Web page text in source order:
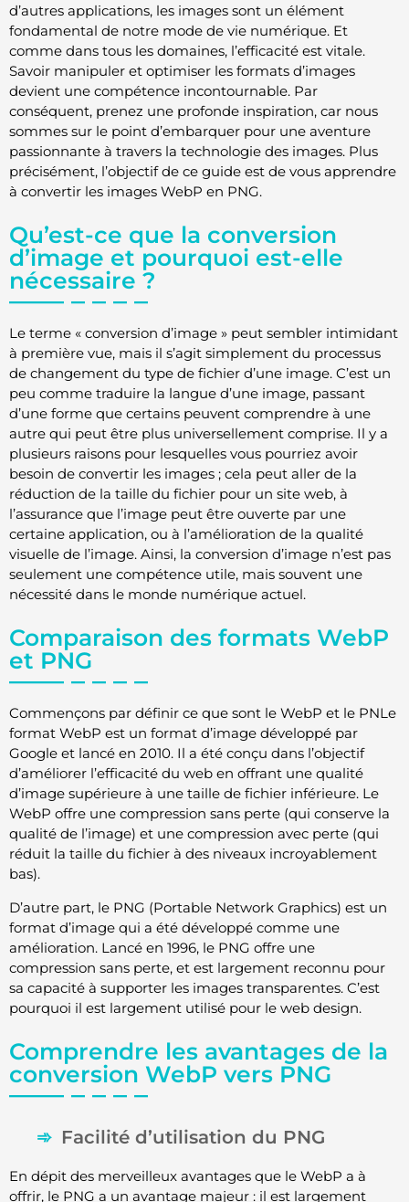
d’autres applications, les images sont un élément
fondamental de notre mode de vie numérique. Et
comme dans tous les domaines, l’efficacité est vitale.
Savoir manipuler et optimiser les formats d’images
devient une compétence incontournable. Par
conséquent, prenez une profonde inspiration, car nous
sommes sur le point d’embarquer pour une aventure
passionnante à travers la technologie des images. Plus
précisément, l’objectif de ce guide est de vous apprendre
à convertir les images WebP en PNG.
Qu’est-ce que la conversion
d’image et pourquoi est-elle
nécessaire ?
Le terme « conversion d’image » peut sembler intimidant
à première vue, mais il s’agit simplement du processus
de changement du type de fichier d’une image. C’est un
peu comme traduire la langue d’une image, passant
d’une forme que certains peuvent comprendre à une
autre qui peut être plus universellement comprise. Il y a
plusieurs raisons pour lesquelles vous pourriez avoir
besoin de convertir les images ; cela peut aller de la
réduction de la taille du fichier pour un site web, à
l’assurance que l’image peut être ouverte par une
certaine application, ou à l’amélioration de la qualité
visuelle de l’image. Ainsi, la conversion d’image n’est pas
seulement une compétence utile, mais souvent une
nécessité dans le monde numérique actuel.
Comparaison des formats WebP
et PNG
Commençons par définir ce que sont le WebP et le PNLe
format WebP est un format d’image développé par
Google et lancé en 2010. Il a été conçu dans l’objectif
d’améliorer l’efficacité du web en offrant une qualité
d’image supérieure à une taille de fichier inférieure. Le
WebP offre une compression sans perte (qui conserve la
qualité de l’image) et une compression avec perte (qui
réduit la taille du fichier à des niveaux incroyablement
bas).
D’autre part, le PNG (Portable Network Graphics) est un
format d’image qui a été développé comme une
amélioration. Lancé en 1996, le PNG offre une
compression sans perte, et est largement reconnu pour
sa capacité à supporter les images transparentes. C’est
pourquoi il est largement utilisé pour le web design.
Comprendre les avantages de la
conversion WebP vers PNG
Facilité d’utilisation du PNG
En dépit des merveilleux avantages que le WebP a à
offrir, le PNG a un avantage majeur : il est largement